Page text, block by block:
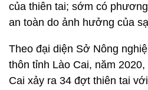
của thiên tai; sớm có
an toàn do ảnh hưởng của
Theo đại diện Sở Nông
thôn tỉnh Lào Cai, năm
Cai xảy ra 34 đợt thiên tai